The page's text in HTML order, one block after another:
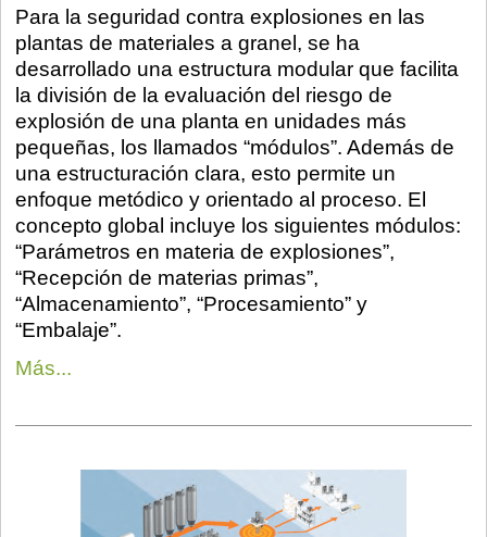
Para la seguridad contra explosiones en las
plantas de materiales a granel, se ha
desarrollado una estructura modular que facilita
la división de la evaluación del riesgo de
explosión de una planta en unidades más
pequeñas, los llamados “módulos”. Además de
una estructuración clara, esto permite un
enfoque metódico y orientado al proceso. El
concepto global incluye los siguientes módulos:
“Parámetros en materia de explosiones”,
“Recepción de materias primas”,
“Almacenamiento”, “Procesamiento” y
“Embalaje”.
Más...